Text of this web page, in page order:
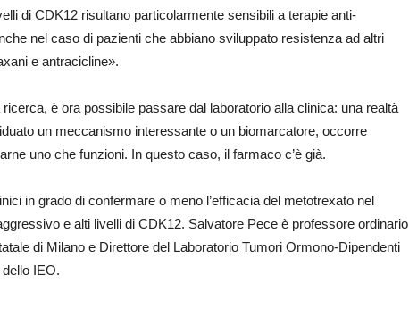
di CDK12 risultano particolarmente sensibili a terapie anti-
nel caso di pazienti che abbiano sviluppato resistenza ad altri
e antracicline».
è ora possibile passare dal laboratorio alla clinica: una realtà
un meccanismo interessante o un biomarcatore, occorre
uno che funzioni. In questo caso, il farmaco c’è già.
in grado di confermare o meno l’efficacia del metotrexato nel
e alti livelli di CDK12. Salvatore Pece è professore ordinario
di Milano e Direttore del Laboratorio Tumori Ormono-Dipendenti
IEO.